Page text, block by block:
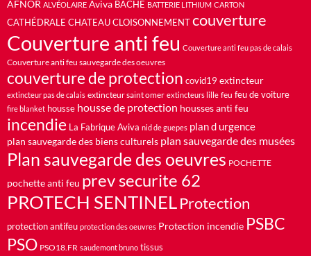
AFNOR ALVÉOLAIRE Aviva BACHE BATTERIE LITHIUM CARTON
CATHÉDRALE CHATEAU CLOISONNEMENT couverture
Couverture anti feu Couverture anti feu pas de calais
Couverture anti feu sauvegarde des oeuvres
couverture de protection covid19 extincteur
extincteur pas de calais extincteur saint omer extincteurs lille feu feu de voiture
fire blanket housse housse de protection housses anti feu
incendie La Fabrique Aviva nid de guepes plan d urgence
plan sauvegarde des biens culturels plan sauvegarde des musées
Plan sauvegarde des oeuvres POCHETTE
pochette anti feu prev securite 62
PROTECH SENTINELProtection
protection antifeu protection des oeuvres Protection incendie PSBC
PSO PSO18.FR saudemont bruno tissus